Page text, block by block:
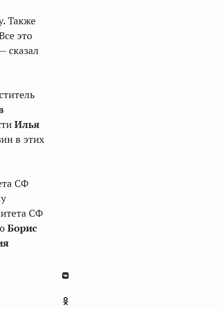
Также
это
сказал
Илья
в этих
СФ
СФ
Борис